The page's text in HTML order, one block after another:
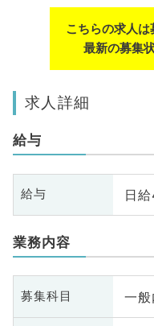
こちらの求人は
最新の募集
求人詳細
給与
給与 日
業務内容
募集科目 一